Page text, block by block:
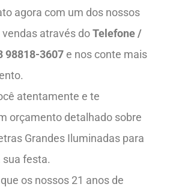
agora com um dos nossos
através doTelefone /
98818-3607 e nos conte mais
atentamente e te
orçamento detalhado sobre
Grandes Iluminadas para
sua festa.
os nossos 21 anos de